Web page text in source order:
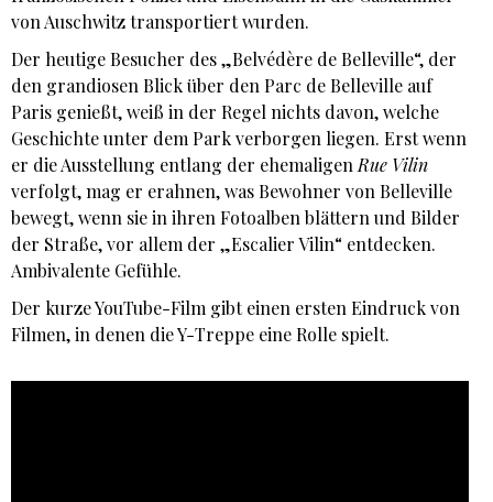
von Auschwitz transportiert wurden.
Der heutige Besucher des „Belvédère de Belleville“, der
den grandiosen Blick über den Parc de Belleville auf
Paris genießt, weiß in der Regel nichts davon, welche
Geschichte unter dem Park verborgen liegen. Erst wenn
er die Ausstellung entlang der ehemaligen Rue Vilin
verfolgt, mag er erahnen, was Bewohner von Belleville
bewegt, wenn sie in ihren Fotoalben blättern und Bilder
der Straße, vor allem der „Escalier Vilin“ entdecken.
Ambivalente Gefühle.
Der kurze YouTube-Film gibt einen ersten Eindruck von
Filmen, in denen die Y-Treppe eine Rolle spielt.